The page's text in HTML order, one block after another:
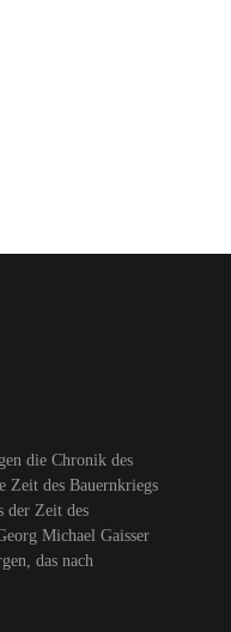
die Chronik des
Zeit des Bauernkriegs
der Zeit des
Michael Gaisser
das nach